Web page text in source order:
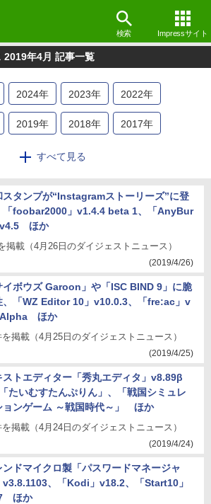
検索 Impressサイト
2019年4月 記事一覧
2024年 2023年 2022年
2019年 2018年 2017年
2014年 2013
すべて見る
スタンプが“Instagramストーリーズ”に登
「foobar2000」v1.4.4 beta 1、「AnyBur
ほか
掲載（4月26日のダイジェストニュース）
(2019/4/26)
イボウズ Garoon」や「ISC BIND 9」に脆
、「WZ Editor 10」v10.0.3、「fre:ac」v
Alpha ほか
を掲載（4月25日のダイジェストニュース）
(2019/4/25)
ストエディター「秀丸エディタ」v8.89β
たいむすたんぷりん」、「戦国シミュレ
ョンゲーム ～戦国時代～」 ほか
を掲載（4月24日のダイジェストニュース）
(2019/4/24)
ンドマイクロ製「パスワードマネージャ
v3.8.1103、「Kodi」v18.2、「Start10」
ほか